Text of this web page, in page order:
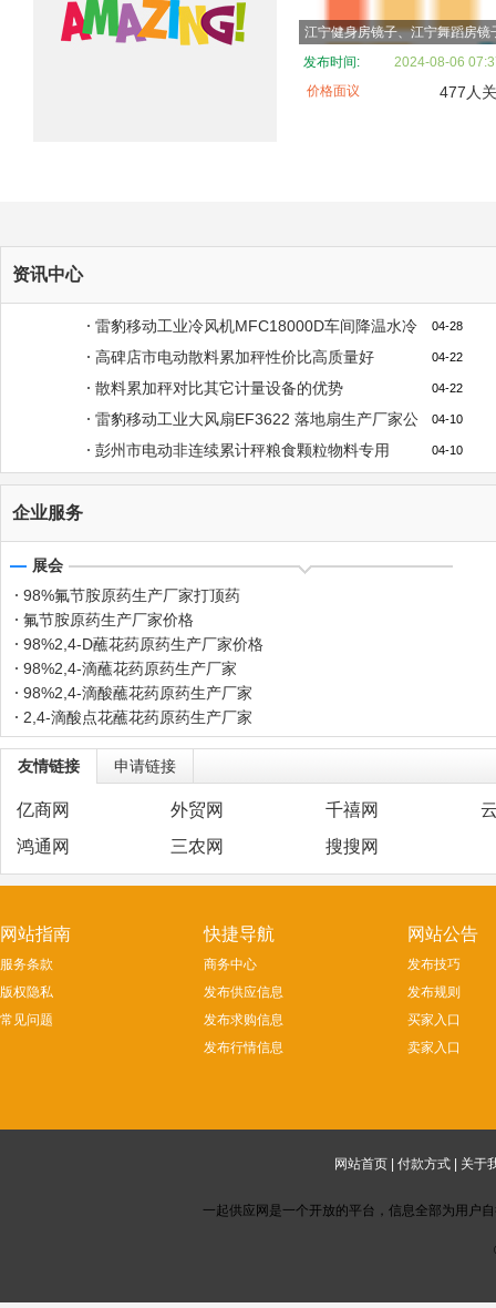
发布时间:
2024-08-06
价格面议
477人
资讯中心
04-28
雷豹移动工业冷风机MFC18000D车间降温水冷
风扇价格
04-22
高碑店市电动散料累加秤性价比高质量好
04-22
散料累加秤对比其它计量设备的优势
04-10
雷豹移动工业大风扇EF3622 落地扇生产厂家公
司
04-10
彭州市电动非连续累计秤粮食颗粒物料专用
企业服务
展会
98%氟节胺原药生产厂家打顶药
氟节胺原药生产厂家价格
98%2,4-D蘸花药原药生产厂家价格
98%2,4-滴蘸花药原药生产厂家
98%2,4-滴酸蘸花药原药生产厂家
2,4-滴酸点花蘸花药原药生产厂家
友情链接 申请链接
亿商网 外贸网 千禧网
鸿通网
三农网 搜搜网
网站指南
服务条款
版权隐私
常见问题
快捷导航
商务中心
发布供应信息
发布求购信息
发布行情信息
网站公告
发布技巧
发布规则
买家入口
卖家入口
网站首页 付款方式 关于
一起供应网是一个开放的平台，信息全部为用户